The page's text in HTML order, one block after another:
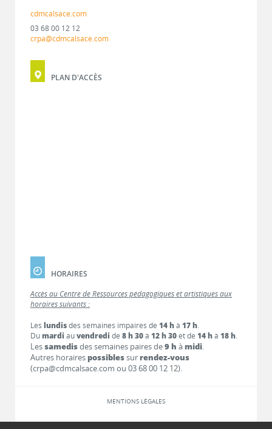
cdmcalsace.com
03 68 00 12 12
crpa@cdmcalsace.com
PLAN D'ACCÈS
HORAIRES
Accès au Centre de Ressources pédagogiques et artistiques aux
horaires suivants :
Les lundisdes semaines impaires de 14 hà 17 h.
Dumardi auvendredi de 8 h 30à 12 h 30et de 14 hà 18 h.
Lessamedisdes semaines paires de9 h à midi.
Autres horaires possiblessur rendez-vous
(crpa@cdmcalsace.com ou 03 68 00 12 12).
MENTIONS LÉGALES